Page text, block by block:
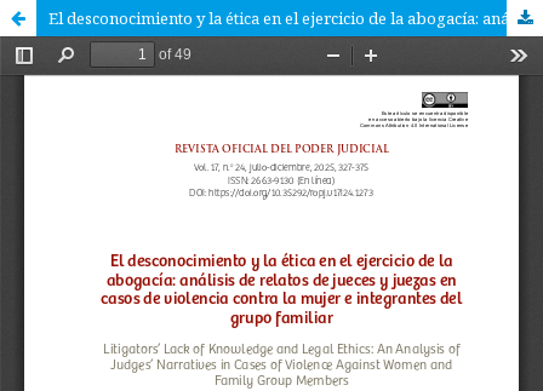
El desconocimiento y la ética en el ejercicio de la abogacía: análisis de relatos de jueces y juezas en casos de violencia contra la mujer e integrantes del grupo familiar